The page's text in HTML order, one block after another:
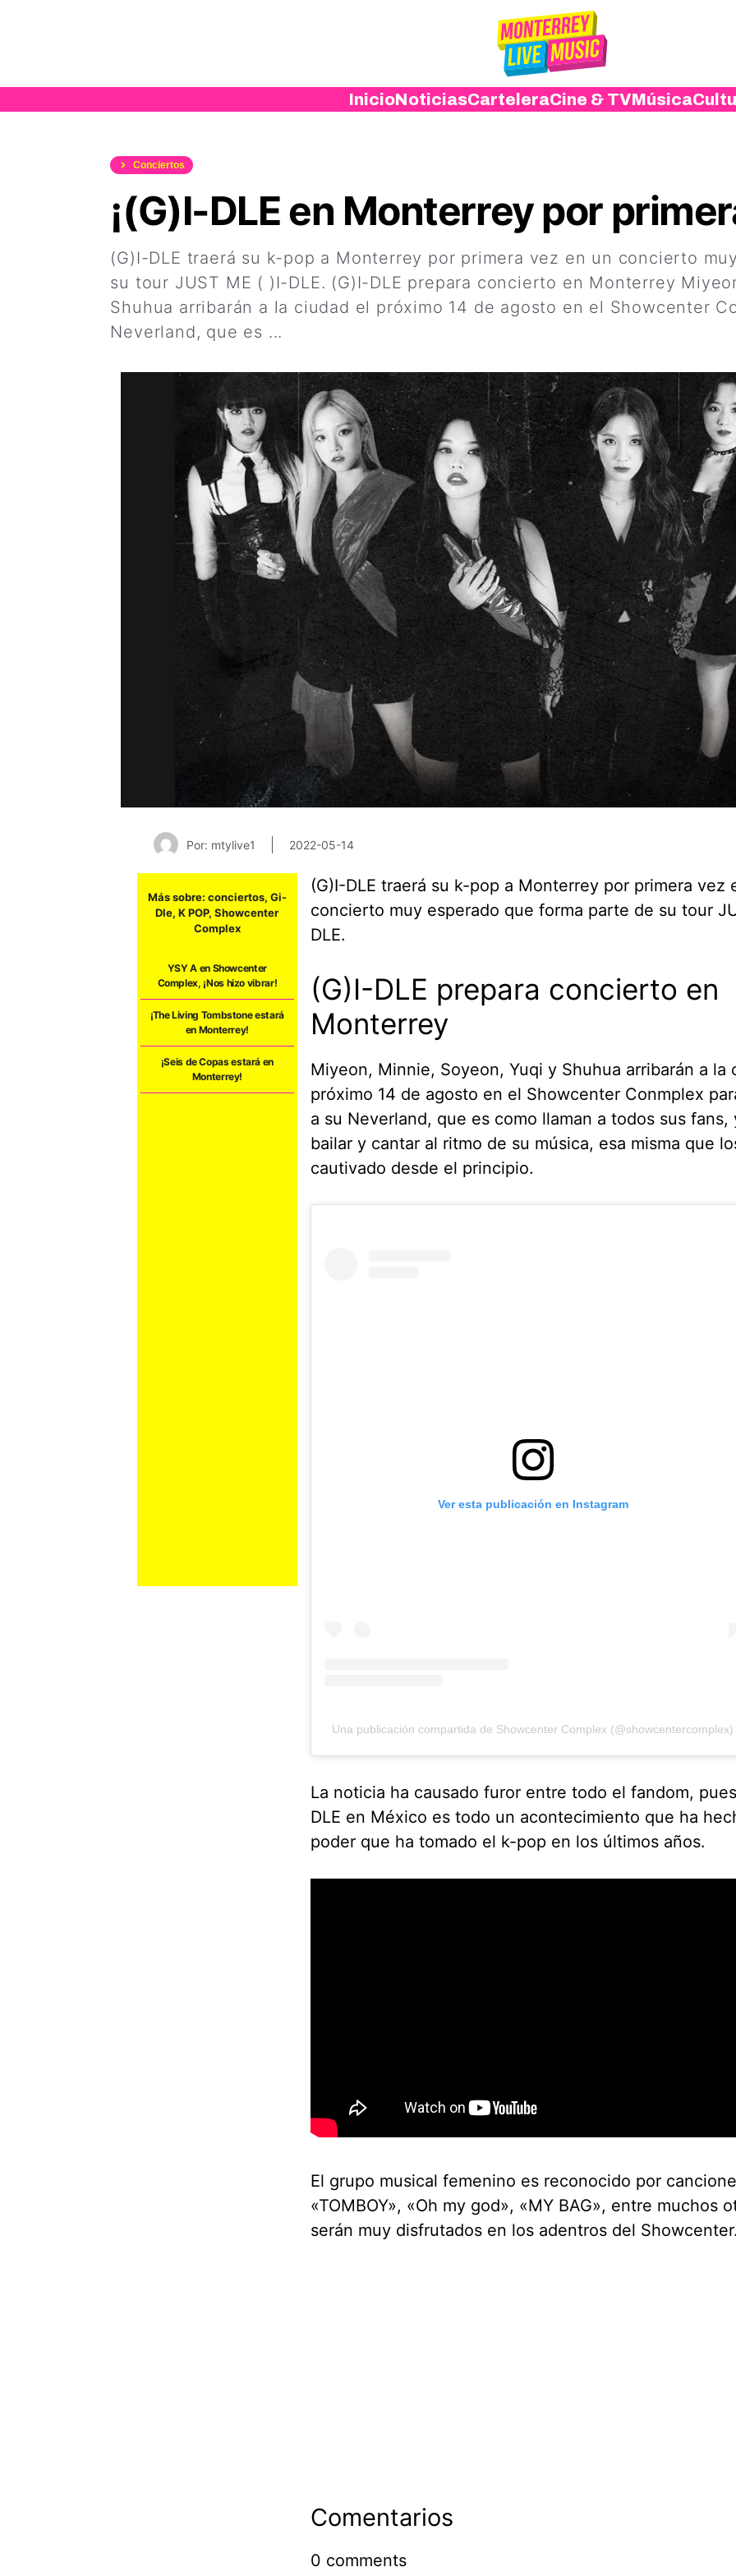
InicioNoticiasCarteleraCine & TVMúsica
Conciertos
¡(G)I-DLE en Monterrey por
(G)I-DLE traerá su k-pop a Monterrey por primera vez en un concierto
su tour JUST ME ( )I-DLE. (G)I-DLE prepara concierto en Monterrey
Shuhua arribarán a la ciudad el próximo 14 de agosto en el Showcenter
Neverland, que es ...
Por: mtylive1 2022-05-14
Más sobre: conciertos, Gi-
Dle,K POP,Showcenter
Complex
YSY A en Showcenter
Complex, ¡Nos hizo vibrar!
¡The Living Tombstone estará
en Monterrey!
¡Seis de Copas estará en
Monterrey!
(G)I-DLE traerá su k-pop a Monterrey por primera vez
concierto muy esperado que forma parte de su tour
DLE.
(G)I-DLE prepara concierto en
Monterrey
Miyeon, Minnie, Soyeon, Yuqi y Shuhua arribarán a la
próximo 14 de agosto en el Showcenter Conmplex
a su Neverland, que es como llaman a todos sus fans,
bailar y cantar al ritmo de su música, esa misma que
cautivado desde el principio.
Ver esta publicación en Instagram
Una publicación compartida de Showcenter Complex (@showcentercomplex)
La noticia ha causado furor entre todo el fandom,
DLE en México es todo un acontecimiento que ha
poder que ha tomado el k-pop en los últimos años.
El grupo musical femenino es reconocido por
«TOMBOY», «Oh my god», «MY BAG», entre muchos
serán muy disfrutados en los adentros del Showcenter.
Comentarios
0 comments